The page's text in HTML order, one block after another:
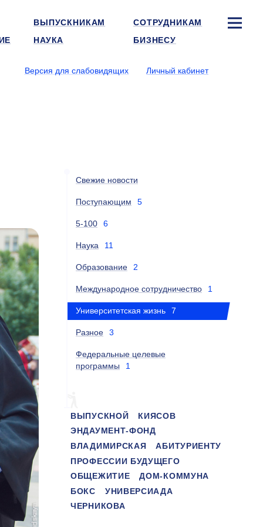
ВЫПУСКНИКАМ
СОТРУДНИКАМ
НАУКА БИЗНЕСУ
Версия для слабовидящих Личный кабинет
Свежие новости
Поступающим 5
5-100 6
Наука 11
Образование 2
Международное сотрудничество 1
Университетская жизнь 7
Разное 3
Федеральные целевые
программы
1
ВЫПУСКНОЙ
КИЯСОВ
ЭНДАУМЕНТ-ФОНД
ВЛАДИМИРСКАЯ
АБИТУРИЕНТУ
ПРОФЕССИИ БУДУЩЕГО
ОБЩЕЖИТИЕ
ДОМ-КОММУНА
БОКС
УНИВЕРСИАДА
ЧЕРНИКОВА